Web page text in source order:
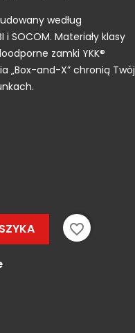
według
i SOCOM. Materiały klasy
zamki YKK®
„Box-and-X” chronią Twój
favorite_border